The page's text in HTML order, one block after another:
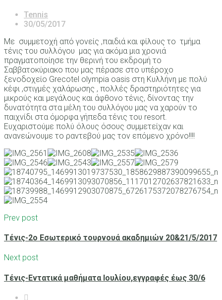
Tennis
30/05/2017
Mε συμμετοχή από γονείς ,παιδιά και φίλους το τμήμα
τένις του συλλόγου μας για ακόμα μια χρονιά
πραγματοποίησε την θερινή του εκδρομή το
Σαββατοκύριακο που μας πέρασε στο υπέροχο
ξενοδοχείο Grecotel olympia oasis στη Κυλλήνη με πολύ
κέφι ,στιγμές χαλάρωσης , πολλές δραστηριότητες για
μικρούς και μεγάλους και άφθονο τένις, δίνοντας την
δυνατότητα στα μέλη του συλλόγου μας να χαρούν το
παιχνίδι στα όμoρφα γήπεδα τένις του resort.
Ευχαριστούμε πολύ όλους όσους συμμετείχαν και
ανανεώνουμε το ραντεβού μας τον επόμενο χρόνο!!!!
Prev post
Tένις-2ο Εσωτερικό τουρνουά ακαδημιών 20&21/5/2017
Next post
Τένις-Εντατικά μαθήματα Ιουλίου,εγγραφές έως 30/6